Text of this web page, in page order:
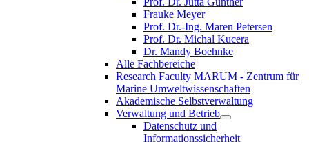
Frauke Meyer
Prof. Dr.-Ing. Maren Petersen
Prof. Dr. Michal Kucera
Dr. Mandy Boehnke
Alle Fachbereiche
Research Faculty MARUM - Zentrum für
Marine Umweltwissenschaften
Akademische Selbstverwaltung
Verwaltung und Betrieb
Datenschutz und
Informationssicherheit